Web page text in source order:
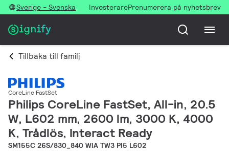
Sverige - Svenska InvesterarePrenumerera på nyhetsbrev
Tillbaka till familj
CoreLine FastSet
Philips CoreLine FastSet, All-in, 20.5
W, L602 mm, 2600 lm, 3000 K, 4000
K, Trådlös, Interact Ready
SM155C 26S/830_840 WIA TW3 PI5 L602